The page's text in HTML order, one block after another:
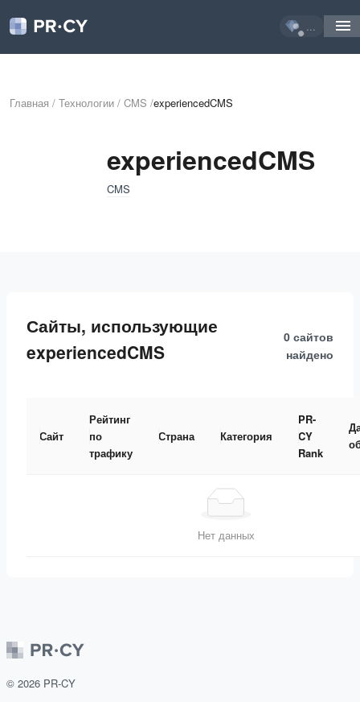
...
Главная / Технологии / CMS /experiencedCMS
experiencedCMS
CMS
Сайты, использующие
experiencedCMS
0 сайтов
найдено
Сайт
Рейтинг
по
трафику
Страна Категория
PR-
CY
Rank
Нет данных
© 2026 PR-CY